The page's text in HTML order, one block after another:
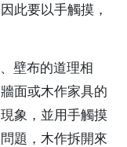
此要以手觸摸，
壁布的道理相
面或木作家具的
象，並用手觸摸
題，木作拆開來